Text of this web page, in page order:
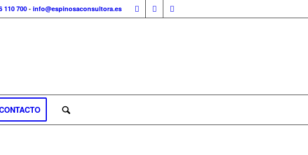
110 700 - info@espinosaconsultora.es